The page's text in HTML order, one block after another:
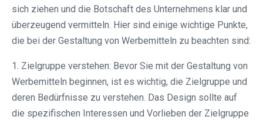
sich ziehen und die Botschaft des Unternehmens klar und
überzeugend vermitteln. Hier sind einige wichtige Punkte,
die bei der Gestaltung von Werbemitteln zu beachten sind:
1. Zielgruppe verstehen: Bevor Sie mit der Gestaltung von
Werbemitteln beginnen, ist es wichtig, die Zielgruppe und
deren Bedürfnisse zu verstehen. Das Design sollte auf
die spezifischen Interessen und Vorlieben der Zielgruppe